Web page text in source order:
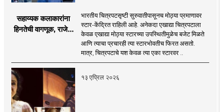
सहाय्यक कलाकारांना
हिनतेची वागणूक, राजेश
भारतीय चित्रपटसृष्टी सुरुवातीपासूनच मोठ्या प्रमाणावर
स्टार-केंद्रित राहिली आहे. अनेकदा एखाद्या चित्रपटाला
केवळ एखाद्या मोठ्या स्टारच्या उपस्थितीमुळेच बजेट मिळते
आणि त्याचा प्रचारही त्या स्टारभोवतीच फिरत असतो.
मात्र, चित्रपटाचे यश केवळ त्या एका स्टारवर ..
१३ एप्रिल २०२६